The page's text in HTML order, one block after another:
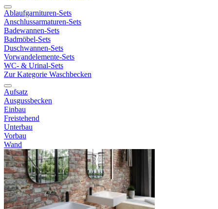
Ablaufgarnituren-Sets
Anschlussarmaturen-Sets
Badewannen-Sets
Badmöbel-Sets
Duschwannen-Sets
Vorwandelemente-Sets
WC- & Urinal-Sets
Zur Kategorie Waschbecken
Aufsatz
Ausgussbecken
Einbau
Freistehend
Unterbau
Vorbau
Wand